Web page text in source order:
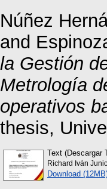
Núñez
and
la Gestión
Metrología
operativos
thesis,
Text (Descargar
Richard Iván
Download